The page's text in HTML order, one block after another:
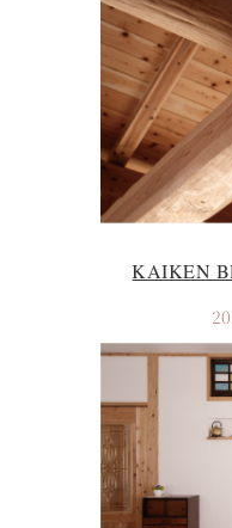
KAIKEN